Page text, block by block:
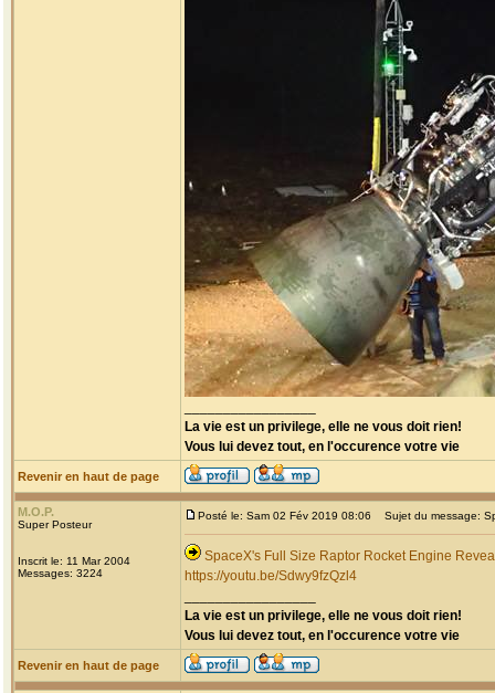
La vie est un privilege, elle ne vous doit rien!
Vous lui devez tout, en l'occurence votre vie
Revenir en haut de page
M.O.P.
Super Posteur
Inscrit le: 11 Mar 2004
Messages: 3224
Posté le: Sam 02 Fév 2019 08:06 Sujet du message:
SpaceX's Full Size Raptor Rocket Engine
https://youtu.be/Sdwy9fzQzl4
La vie est un privilege, elle ne vous doit rien!
Vous lui devez tout, en l'occurence votre vie
Revenir en haut de page